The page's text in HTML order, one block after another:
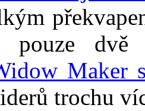
pouze
Maker
trochu